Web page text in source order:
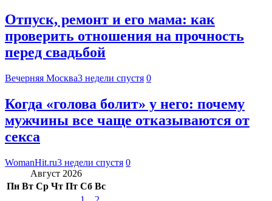
Отпуск, ремонт и его мама: как
проверить отношения на прочность
перед свадьбой
Вечерняя Москва3 недели спустя 0
Когда «голова болит» у него: почему
мужчины все чаще отказываются от
секса
WomanHit.ru3 недели спустя 0
Август 2026
Пн Вт Ср Чт Пт Сб Вс